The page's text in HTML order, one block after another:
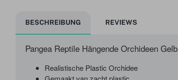
BESCHREIBUNG REVIEWS
Pangea Reptile Hängende Orchideen Gelb
Realistische Plastic Orchidee